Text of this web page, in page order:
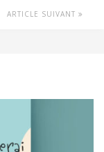
ARTICLE SUIVANT